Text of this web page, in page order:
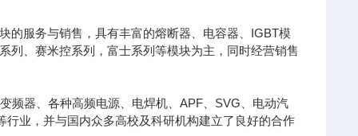
的服务与销售，具有丰富的熔断器、电容器、IGBT模
列、赛米控系列，富士系列等模块为主，同时经营销售
频器、各种高频电源、电焊机、APF、SVG、电动汽
业，并与国内众多高校及科研机构建立了良好的合作